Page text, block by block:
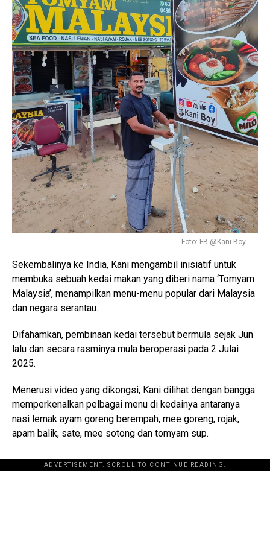
Foto: FB @Kani Boy
Sekembalinya ke India, Kani mengambil inisiatif untuk
membuka sebuah kedai makan yang diberi nama ‘Tomyam
Malaysia’, menampilkan menu-menu popular dari Malaysia
dan negara serantau.
Difahamkan, pembinaan kedai tersebut bermula sejak Jun
lalu dan secara rasminya mula beroperasi pada 2 Julai
2025.
Menerusi video yang dikongsi, Kani dilihat dengan bangga
memperkenalkan pelbagai menu di kedainya antaranya
nasi lemak ayam goreng berempah, mee goreng, rojak,
apam balik, sate, mee sotong dan tomyam sup.
ADVERTISEMENT. SCROLL TO CONTINUE READING.